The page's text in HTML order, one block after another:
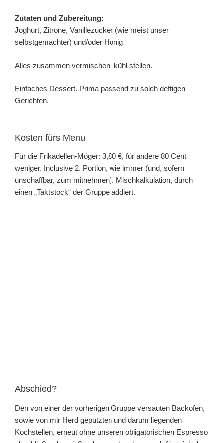
Zutaten und Zubereitung:
Joghurt, Zitrone, Vanillezucker (wie meist unser
selbstgemachter) und/oder Honig
Alles zusammen vermischen, kühl stellen.
Einfaches Dessert. Prima passend zu solch deftigen
Gerichten.
Kosten fürs Menu
Für die Frikadellen-Möger: 3,80 €, für andere 80 Cent
weniger. Inclusive 2. Portion, wie immer (und, sofern
unschaffbar, zum mitnehmen). Mischkalkulation, durch
einen „Taktstock“ der Gruppe addiert.
Abschied?
Den von einer der vorherigen Gruppe versauten Backofen,
sowie von mir Herd geputzten und darum liegenden
Kochstellen, erneut ohne unseren obligatorischen Espresso